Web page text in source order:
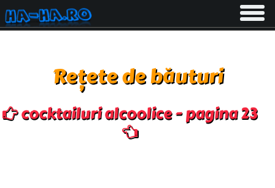
Toggle
Rețete de băuturi
cocktailuri alcoolice - pagina 23